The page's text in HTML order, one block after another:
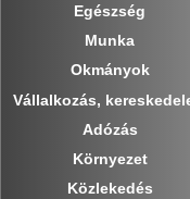
Egészség
Munka
Okmányok
Vállalkozás,
Adózás
Környezet
Közlekedés